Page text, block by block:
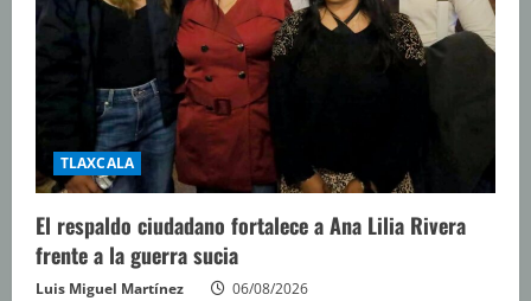
TLAXCALA
El respaldo ciudadano fortalece a Ana Lilia Rivera
frente a la guerra sucia
Luis Miguel Martínez 06/08/2026